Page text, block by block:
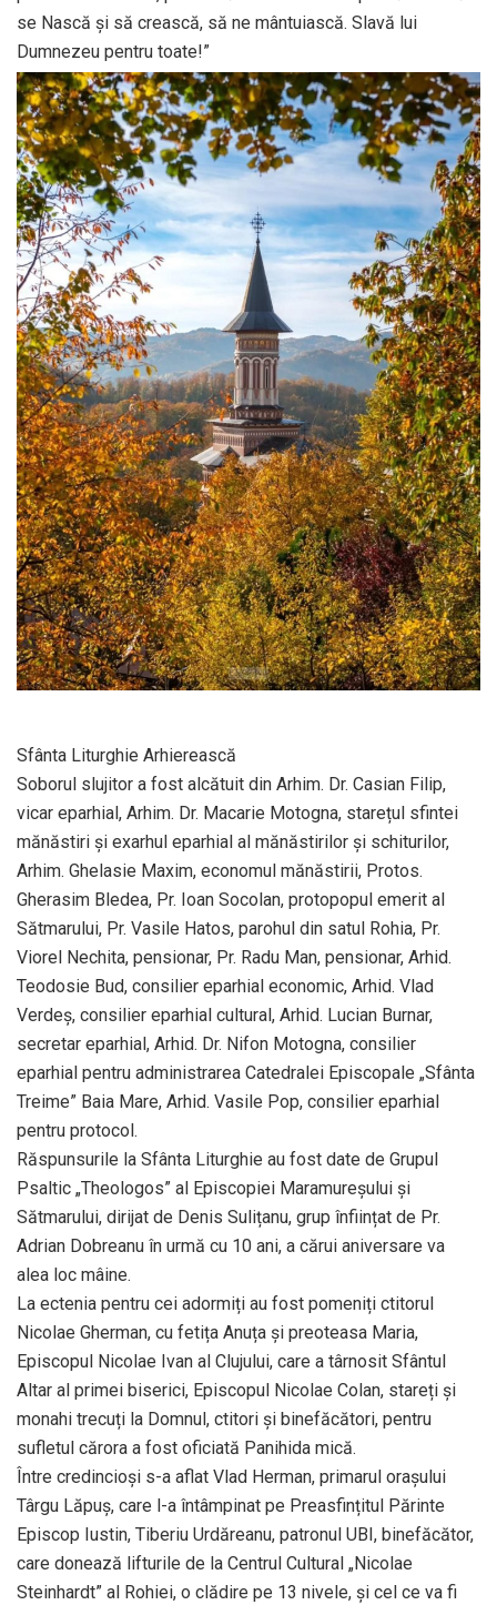
se Nască și să crească, să ne mântuiască. Slavă lui
Dumnezeu pentru toate!”
Sfânta Liturghie Arhierească
Soborul slujitor a fost alcătuit din Arhim. Dr. Casian Filip,
vicar eparhial, Arhim. Dr. Macarie Motogna, starețul sfintei
mănăstiri și exarhul eparhial al mănăstirilor și schiturilor,
Arhim. Ghelasie Maxim, economul mănăstirii, Protos.
Gherasim Bledea, Pr. Ioan Socolan, protopopul emerit al
Sătmarului, Pr. Vasile Hatos, parohul din satul Rohia, Pr.
Viorel Nechita, pensionar, Pr. Radu Man, pensionar, Arhid.
Teodosie Bud, consilier eparhial economic, Arhid. Vlad
Verdeş, consilier eparhial cultural, Arhid. Lucian Burnar,
secretar eparhial, Arhid. Dr. Nifon Motogna, consilier
eparhial pentru administrarea Catedralei Episcopale „Sfânta
Treime” Baia Mare, Arhid. Vasile Pop, consilier eparhial
pentru protocol.
Răspunsurile la Sfânta Liturghie au fost date de Grupul
Psaltic „Theologos” al Episcopiei Maramureșului și
Sătmarului, dirijat de Denis Sulițanu, grup înființat de Pr.
Adrian Dobreanu în urmă cu 10 ani, a cărui aniversare va
alea loc mâine.
La ectenia pentru cei adormiți au fost pomeniți ctitorul
Nicolae Gherman, cu fetița Anuța și preoteasa Maria,
Episcopul Nicolae Ivan al Clujului, care a târnosit Sfântul
Altar al primei biserici, Episcopul Nicolae Colan, stareți și
monahi trecuți la Domnul, ctitori și binefăcători, pentru
sufletul cărora a fost oficiată Panihida mică.
Între credincioși s-a aflat Vlad Herman, primarul orașului
Târgu Lăpuș, care l-a întâmpinat pe Preasfințitul Părinte
Episcop Iustin, Tiberiu Urdăreanu, patronul UBI, binefăcător,
care donează lifturile de la Centrul Cultural „Nicolae
Steinhardt” al Rohiei, o clădire pe 13 nivele, și cel ce va fi